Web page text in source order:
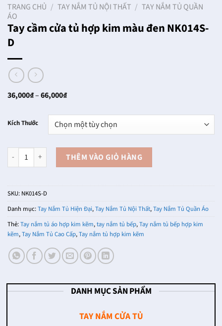
TRANG CHỦ / TAY NẮM TỦ NỘI THẤT / TAY NẮM TỦ QUẦN
ÁO
Tay cầm cửa tủ hợp kim màu đen NK014S-
D
36,000₫–66,000₫Khoảng
36,000₫
đến
66,000₫
Kích Thước
Tay cầm cửa tủ hợp kim màu đen NK014S-D số lượng
THÊM VÀO GIỎ HÀNG
SKU: NK014S-D
Danh mục:Tay Nắm Tủ Hiện Đại,Tay Nắm Tủ Nội Thất,Tay Nắm Tủ Quần Áo
Thẻ:Tay nắm tủ áo hợp kim kẽm,tay nắm tủ bếp,Tay nắm tủ bếp hợp kim
kẽm,Tay Nắm Tủ Cao Cấp,Tay nắm tủ hợp kim kẽm
DANH MỤC SẢN PHẨM
TAY NẮM CỬA TỦ